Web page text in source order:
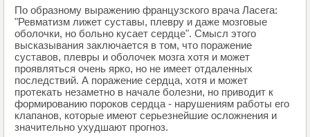
По образному выражению французского врача Ласега:
"Ревматизм лижет суставы, плевру и даже мозговые
оболочки, но больно кусает сердце". Смысл этого
высказывания заключается в том, что поражение
суставов, плевры и оболочек мозга хотя и может
проявляться очень ярко, но не имеет отдаленных
последствий. А поражение сердца, хотя и может
протекать незаметно в начале болезни, но приводит к
формированию пороков сердца - нарушениям работы его
клапанов, которые имеют серьезнейшие осложнения и
значительно ухудшают прогноз.